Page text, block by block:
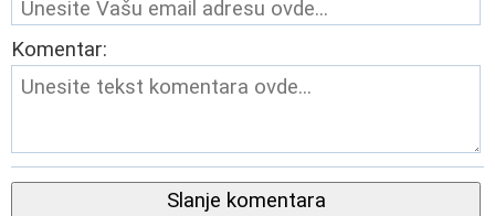
Komentar:
Slanje komentara